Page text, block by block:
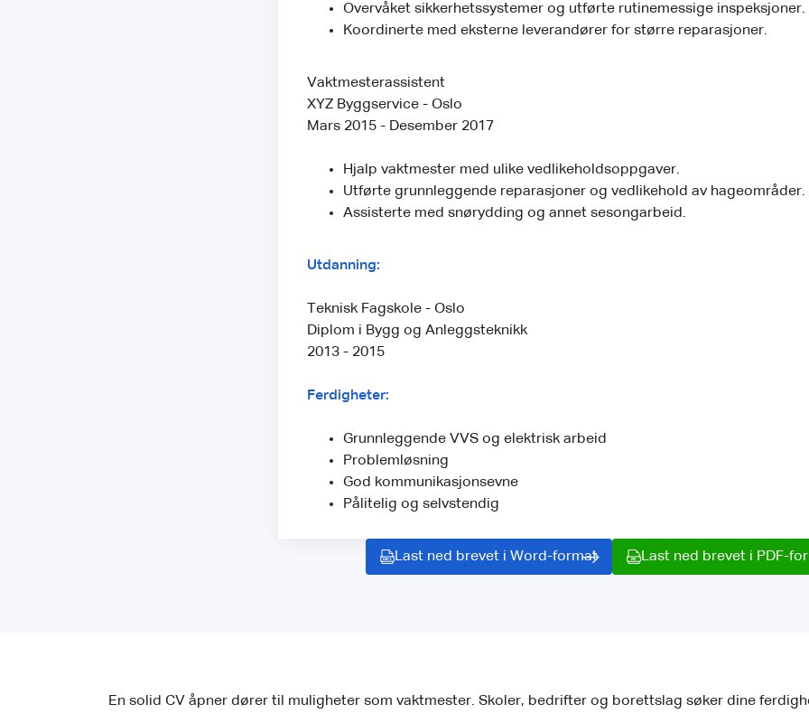
Overvåket sikkerhetssystemer og utførte rutinemessige inspeksjoner.
Koordinerte med eksterne leverandører for større reparasjoner.
Vaktmesterassistent
XYZ Byggservice - Oslo
Mars 2015 - Desember 2017
Hjalp vaktmester med ulike vedlikeholdsoppgaver.
Utførte grunnleggende reparasjoner og vedlikehold av hageområder.
Assisterte med snørydding og annet sesongarbeid.
Utdanning:
Teknisk Fagskole - Oslo
Diplom i Bygg og Anleggsteknikk
2013 - 2015
Ferdigheter:
Grunnleggende VVS og elektrisk arbeid
Problemløsning
God kommunikasjonsevne
Pålitelig og selvstendig
Last ned brevet i Word-format Last ned brevet i PDF-
En solid CV åpner dører til muligheter som vaktmester. Skoler, bedrifter og borettslag søker dine